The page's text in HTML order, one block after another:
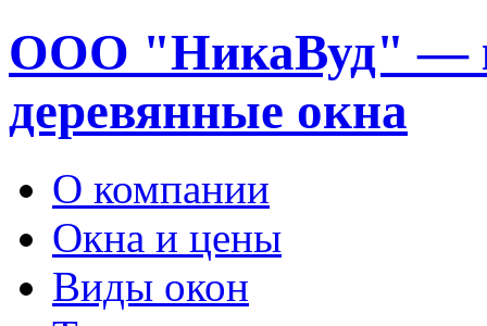
ООО "НикаВуд" —
деревянные окна
О компании
Окна и цены
Виды окон